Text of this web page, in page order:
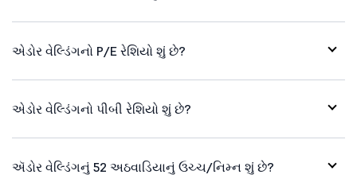
એડોર વેલ્ડિંગનો P/E રેશિયો શું છે?
એડોર વેલ્ડિંગનો પીબી રેશિયો શું છે?
ઍડોર વેલ્ડિંગનું 52 અઠવાડિયાનું ઉચ્ચ/નિમ્ન શું છે?